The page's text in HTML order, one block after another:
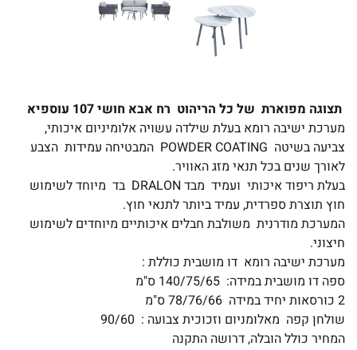
תצוגה מפוארת של כל הריהוט רח אבא חושי 107 עוספיא
מערכת ישיבה רומא בעלת שילדה עשויה אלומיניום איכותי,
צביעה בשיטה POWDER COATING המבטיחה עמידות הצבע
לאורך שנים בכל תנאי מזג האוויר.
בעלת ריפוד איכותי ועמיד מבד DRALON בד מיוחד לשימוש
חוץ תוצרת ספרדית, עמיד ביותר לתנאי חוץ.
המערכת מודרנית משולבת חבלים איכותיים מיוחדים לשימוש
חיצוני.
מערכת ישיבה רומא דו מושבית כוללת :
ספה דו מושבית במידה: 140/75/65 ס"מ
2 כורסאות יחיד במידה 78/76/66 ס"מ
שולחן קפה מאלומניום וזכוכית צבועה : 90/60
המחיר כולל הובלה, דרושה התקנה